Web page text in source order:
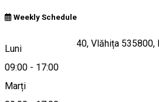
Weekly Schedule
Luni
09:00 - 17:00
Marți
Strada Republicii 40, Vlăhița 535800,
Hartă